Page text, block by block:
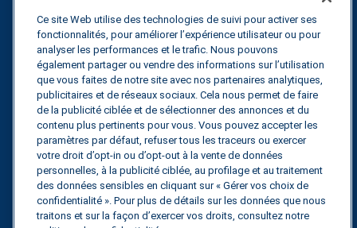
Guides
Fuel Savings Calculator
Calculateur d'optimisation des transports
Suivi des tarifs
Contactez nous
Ce site Web utilise des technologies de suivi pour activer ses
fonctionnalités, pour améliorer l’expérience utilisateur ou pour
analyser les performances et le trafic. Nous pouvons
également partager ou vendre des informations sur l’utilisation
que vous faites de notre site avec nos partenaires analytiques,
publicitaires et de réseaux sociaux. Cela nous permet de faire
de la publicité ciblée et de sélectionner des annonces et du
contenu plus pertinents pour vous. Vous pouvez accepter les
paramètres par défaut, refuser tous les traceurs ou exercer
votre droit d’opt-in ou d’opt-out à la vente de données
personnelles, à la publicité ciblée, au profilage et au traitement
des données sensibles en cliquant sur « Gérer vos choix de
confidentialité ». Pour plus de détails sur les données que nous
traitons et sur la façon d’exercer vos droits, consultez notre